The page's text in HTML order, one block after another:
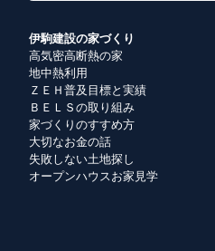
伊駒建設の家づくり
高気密高断熱の家
地中熱利用
ＺＥＨ普及目標と実績
ＢＥＬＳの取り組み
家づくりのすすめ方
大切なお金の話
失敗しない土地探し
オープンハウスお家見学